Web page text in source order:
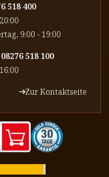
518 400
9:00 - 19:00
518 100
Zur Kontaktseite